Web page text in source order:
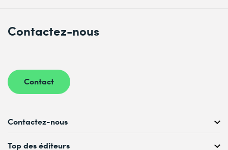
Contactez-nous
Contact
Contactez-nous
Conseil personnalisé au
Top des éditeurs